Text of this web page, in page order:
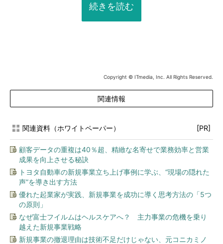
続きを読む
Copyright © ITmedia, Inc. All Rights Reserved.
関連情報
関連資料（ホワイトペーパー） [PR]
顧客データの重複は40％超、精緻な名寄せで業務効率と営業
成果を向上させる秘訣
トヨタ自動車の新規事業立ち上げ事例に学ぶ、“現場の隠れた
声”を導き出す方法
優れた起業家が実践、新規事業を成功に導く思考方法の「5つ
の原則」
なぜ富士フイルムはヘルスケアへ？ 主力事業の危機を乗り
越えた新規事業戦略
新規事業の撤退理由は技術不足だけじゃない、元コニカミノ